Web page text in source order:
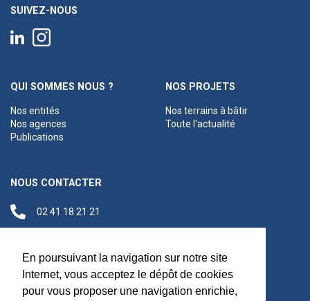
En poursuivant la navigation sur notre site
Internet, vous acceptez le dépôt de cookies
pour vous proposer une navigation enrichie,
SUIVEZ-NOUS
QUI SOMMES NOUS ?
Nos entités
Nos agences
Publications
NOS PROJETS
Nos terrains à bâtir
Toute l'actualité
NOUS CONTACTER
02 41 18 21 21
Siège social
48 C Boulevard du
Maréchal Foch,
49100 Angers